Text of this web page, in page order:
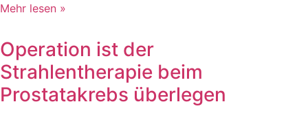
Mehr lesen »
Operation ist der
Strahlentherapie beim
Prostatakrebs überlegen